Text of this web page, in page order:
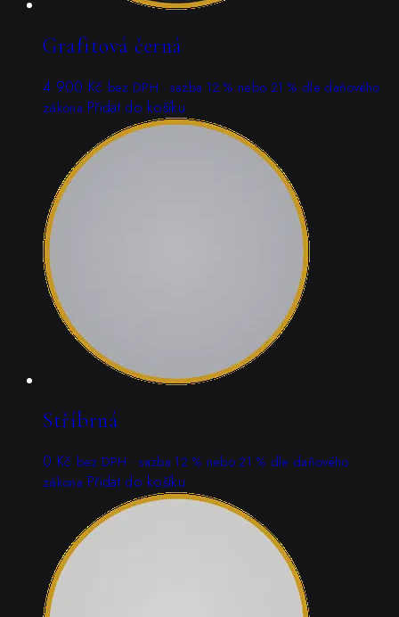
Grafitová černá
4 900 Kč bez DPH · sazba 12 % nebo 21 % dle daňového
zákona Přidat do košíku
Stříbrná
0 Kč bez DPH · sazba 12 % nebo 21 % dle daňového
zákona Přidat do košíku